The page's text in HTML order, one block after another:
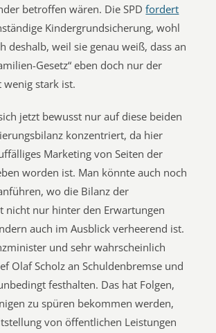
betroffen wären. Die SPDfordert
Kindergrundsicherung, wohl
deshalb, weil sie genau weiß, dass an
Gesetz“ eben doch nur der
wenig stark ist.
jetzt bewusst nur auf diese beiden
konzentriert, da hier
Marketing von Seiten der
worden ist. Man könnte auch noch
wo die Bilanz der
nicht nur hinter den Erwartungen
auch im Ausblick verheerend ist.
und sehr wahrscheinlich
Olaf Scholz an Schuldenbremse und
festhalten. Das hat Folgen,
zu spüren bekommen werden,
von öffentlichen Leistungen